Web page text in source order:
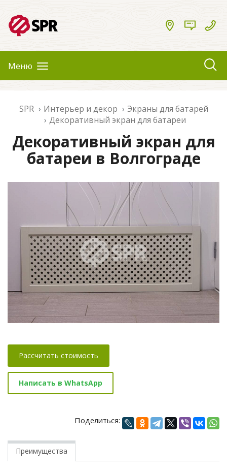
Меню
SPR Интерьер и декор
Экраны для батарей
Декоративный экран для батареи
Декоративный экран для
батареи в Волгограде
Рассчитать стоимость
Написать в WhatsApp
Поделиться:
Преимущества